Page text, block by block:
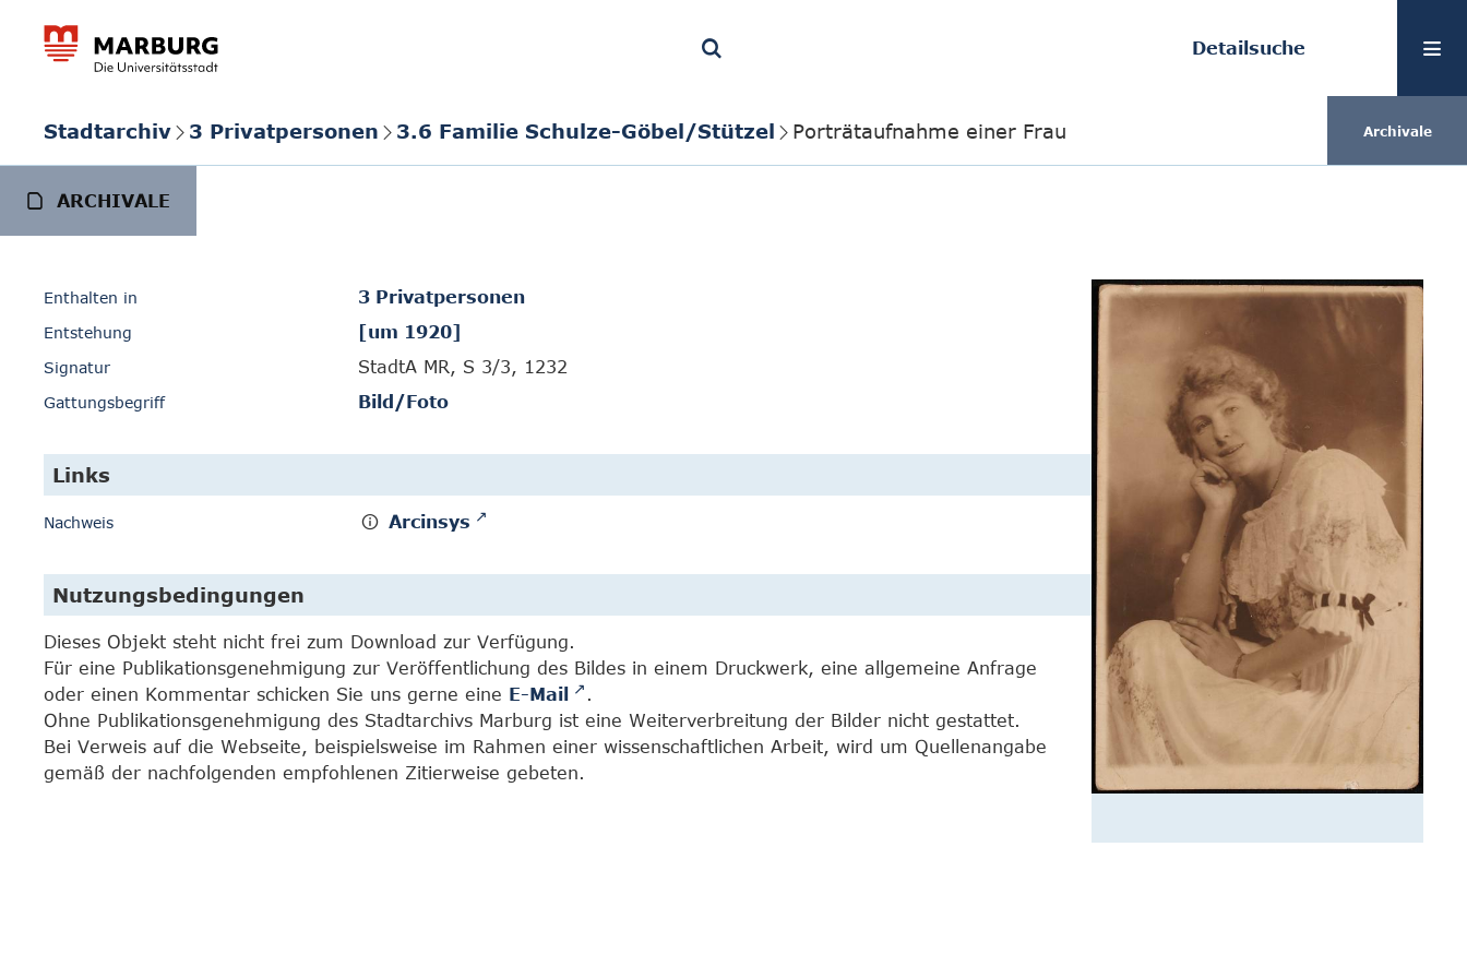
Detailsuche
Stadtarchiv 3 Privatpersonen 3.6 Familie Schulze-Göbel/Stützel Porträtaufnahme einer Frau Archivale
ARCHIVALE
Enthalten in 3 Privatpersonen
Entstehung [um 1920]
Signatur StadtA MR, S 3/3, 1232
Gattungsbegriff Bild/Foto
Links
Nachweis Arcinsys
Nutzungsbedingungen
Dieses Objekt steht nicht frei zum Download zur Verfügung.
Für eine Publikationsgenehmigung zur Veröffentlichung des Bildes in einem Druckwerk, eine allgemeine Anfrage
oder einen Kommentar schicken Sie uns gerne eine E-Mail
.
Ohne Publikationsgenehmigung des Stadtarchivs Marburg ist eine Weiterverbreitung der Bilder nicht gestattet.
Bei Verweis auf die Webseite, beispielsweise im Rahmen einer wissenschaftlichen Arbeit, wird um Quellenangabe
gemäß der nachfolgenden empfohlenen Zitierweise gebeten.